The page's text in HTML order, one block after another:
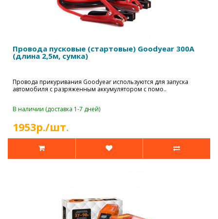
Провода пусковые (стартовые) Goodyear 300А
(длина 2,5м, сумка)
Провода прикуривания Goodyear используются для запуска
автомобиля с разряженным аккумулятором с помо..
В наличии (доставка 1-7 дней)
1953р./шт.